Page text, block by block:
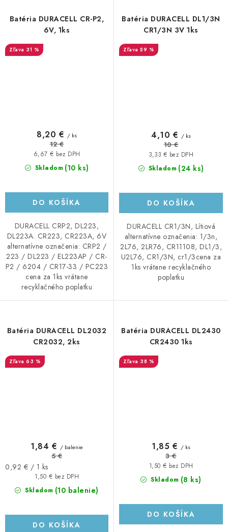
Batéria DURACELL CR-P2,
6V, 1ks
31 %
Skladom (10 ks)
6,67 € bez DPH
8,20 € / ks
12 €
DO KOŠÍKA
DURACELL CRP2, DL223,
DL223A. CR223, CR223A, 6V
alternatívne označenia: CRP2 /
223 / DL223 / EL223AP / CR-
P2 / 6204 / CR17-33 / PC223
cena za 1ks vrátane
recyklačného poplatku
Batéria DURACELL DL1/3N
CR1/3N 3V 1ks
59 %
Skladom (24 ks)
3,33 € bez DPH
4,10 € / ks
10 €
DO KOŠÍKA
DURACELL CR1/3N, Lítiová
alternatívne označenia: 1/3n,
2L76, 2LR76, CR11108, DL1/3,
U2L76, CR1/3N, cr1/3cena za
1ks vrátane recyklačného
poplatku
Batéria DURACELL DL2032
CR2032, 2ks
63 %
Skladom (10 balenie)
1,50 € bez DPH
1,84 € / balenie
5 €
Jednotková
0,92 € / 1 ks
DO KOŠÍKA
Batéria DURACELL DL2430
CR2430 1ks
38 %
Skladom (8 ks)
1,50 € bez DPH
1,85 € / ks
3 €
DO KOŠÍKA